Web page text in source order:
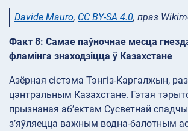
Davide Mauro, CC BY-SA 4.0, праз
Факт 8: Самае паўночнае месца
фламінга знаходзіцца ў Казахстане
Азёрная сістэма Тэнгіз-Каргалжын,
цэнтральным Казахстане. Гэтая
прызнаная аб’ектам Сусветнай
з’яўляецца важным водна-балотным